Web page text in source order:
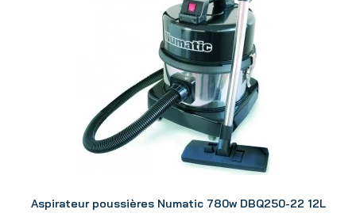
Aspirateur poussières Numatic 780w DBQ250-22 12L